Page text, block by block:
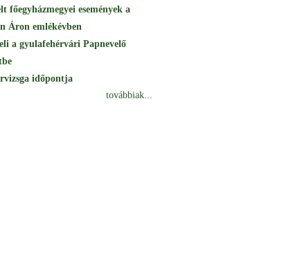
főegyházmegyei események a
Áron emlékévben
a gyulafehérvári Papnevelő
időpontja
továbbiak...